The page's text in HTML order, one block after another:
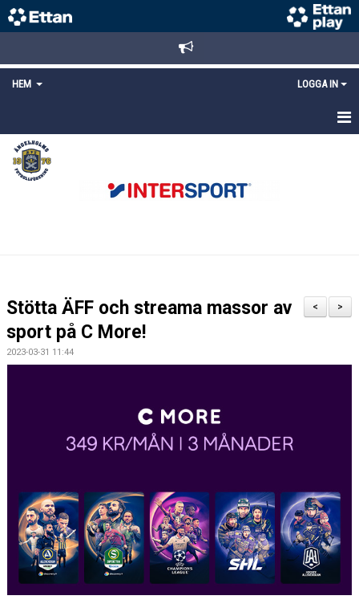
HEM LOGGA IN
STARTSIDA
NYHETER
>
<
Stötta ÄFF och streama massor av
sport på C More!
2023-03-31 11:44